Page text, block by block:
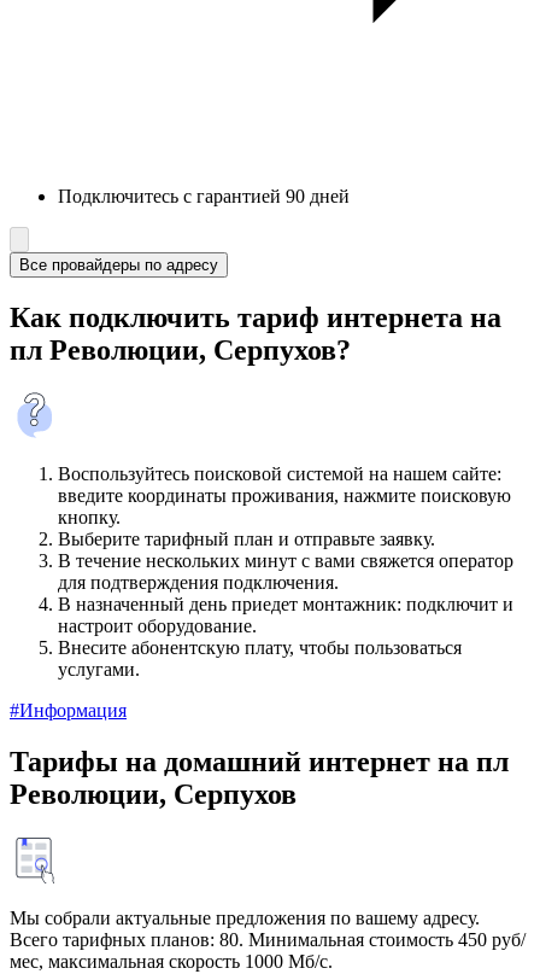
Подключитесь с гарантией 90 дней
Все провайдеры по адресу
Как подключить тариф интернета на
пл Революции, Серпухов?
Воспользуйтесь поисковой системой на нашем сайте:
введите координаты проживания, нажмите поисковую
кнопку.
Выберите тарифный план и отправьте заявку.
В течение нескольких минут с вами свяжется оператор
для подтверждения подключения.
В назначенный день приедет монтажник: подключит и
настроит оборудование.
Внесите абонентскую плату, чтобы пользоваться
услугами.
#Информация
Тарифы на домашний интернет на пл
Революции, Серпухов
Мы собрали актуальные предложения по вашему адресу.
Всего тарифных планов: 80. Минимальная стоимость 450 руб/
мес, максимальная скорость 1000 Мб/с.